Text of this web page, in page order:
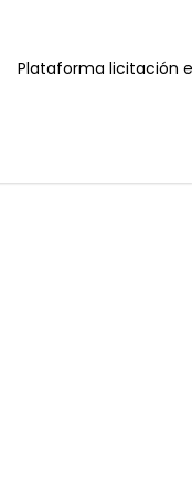
Plataforma licitación